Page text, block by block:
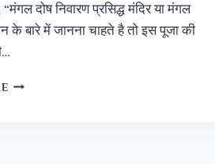
“मंगल दोष निवारण प्रसिद्ध मंदिर या मंगल
के बारे में जानना चाहते है तो इस पूजा की